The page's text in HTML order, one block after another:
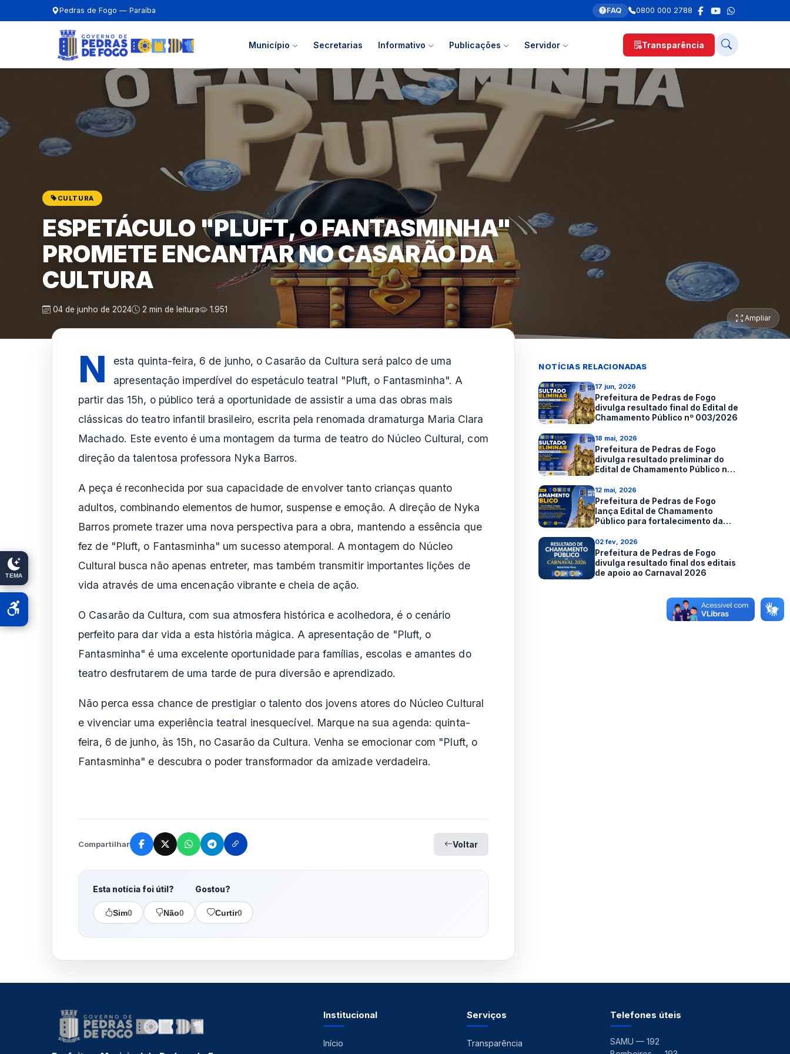
TEMA
Pedras de Fogo — Paraíba FAQ 0800 000 2788
Município Secretarias Informativo Publicações Servidor Transparência
CULTURA
ESPETÁCULO "PLUFT, O FANTASMINHA"
PROMETE ENCANTAR NO CASARÃO DA
CULTURA
04 de junho de 2024 2 min de leitura 1.951
Ampliar
N
esta quinta-feira, 6 de junho, o Casarão da Cultura será palco de uma
apresentação imperdível do espetáculo teatral "Pluft, o Fantasminha". A
partir das 15h, o público terá a oportunidade de assistir a uma das obras mais
clássicas do teatro infantil brasileiro, escrita pela renomada dramaturga Maria Clara
Machado. Este evento é uma montagem da turma de teatro do Núcleo Cultural, com
direção da talentosa professora Nyka Barros.
A peça é reconhecida por sua capacidade de envolver tanto crianças quanto
adultos, combinando elementos de humor, suspense e emoção. A direção de Nyka
Barros promete trazer uma nova perspectiva para a obra, mantendo a essência que
fez de "Pluft, o Fantasminha" um sucesso atemporal. A montagem do Núcleo
Cultural busca não apenas entreter, mas também transmitir importantes lições de
vida através de uma encenação vibrante e cheia de ação.
O Casarão da Cultura, com sua atmosfera histórica e acolhedora, é o cenário
perfeito para dar vida a esta história mágica. A apresentação de "Pluft, o
Fantasminha" é uma excelente oportunidade para famílias, escolas e amantes do
teatro desfrutarem de uma tarde de pura diversão e aprendizado.
Não perca essa chance de prestigiar o talento dos jovens atores do Núcleo Cultural
e vivenciar uma experiência teatral inesquecível. Marque na sua agenda: quinta-
feira, 6 de junho, às 15h, no Casarão da Cultura. Venha se emocionar com "Pluft, o
Fantasminha" e descubra o poder transformador da amizade verdadeira.
Compartilhar Voltar
Esta notícia foi útil?
Sim0 Não0
Gostou?
Curtir0
NOTÍCIAS RELACIONADAS
17 jun, 2026
Prefeitura de Pedras de Fogo
divulga resultado final do Edital de
Chamamento Público nº 003/2026
18 mai, 2026
Prefeitura de Pedras de Fogo
divulga resultado preliminar do
Edital de Chamamento Público nº
12 mai, 2026
Prefeitura de Pedras de Fogo
lança Edital de Chamamento
Público para fortalecimento da
02 fev, 2026
Prefeitura de Pedras de Fogo
divulga resultado final dos editais
de apoio ao Carnaval 2026
Institucional
Início
Serviços
Transparência
Telefones úteis
SAMU — 192